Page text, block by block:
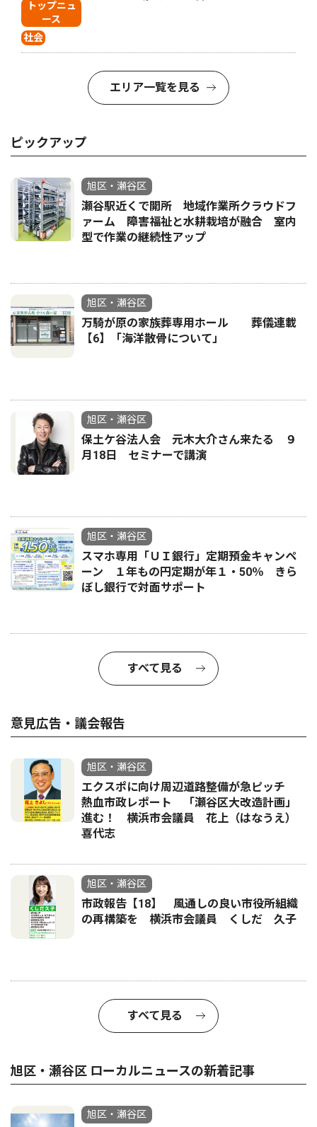
トップニュ
ース
社会
エリア一覧を見る
ピックアップ
旭区・瀬谷区
瀬谷駅近くで開所 地域作業所クラウドフ
ァーム 障害福祉と水耕栽培が融合 室内
型で作業の継続性アップ
旭区・瀬谷区
万騎が原の家族葬専用ホール 葬儀連載
【6】「海洋散骨について」
旭区・瀬谷区
保土ケ谷法人会 元木大介さん来たる ９
月18日 セミナーで講演
旭区・瀬谷区
スマホ専用「ＵＩ銀行」定期預金キャンペ
ーン １年もの円定期が年１・50％ きら
ぼし銀行で対面サポート
すべて見る
意見広告・議会報告
旭区・瀬谷区
エクスポに向け周辺道路整備が急ピッチ
熱血市政レポート 「瀬谷区大改造計画」
進む！ 横浜市会議員 花上（はなうえ）
喜代志
旭区・瀬谷区
市政報告【18】 風通しの良い市役所組織
の再構築を 横浜市会議員 くしだ 久子
すべて見る
旭区・瀬谷区 ローカルニュースの新着記事
旭区・瀬谷区